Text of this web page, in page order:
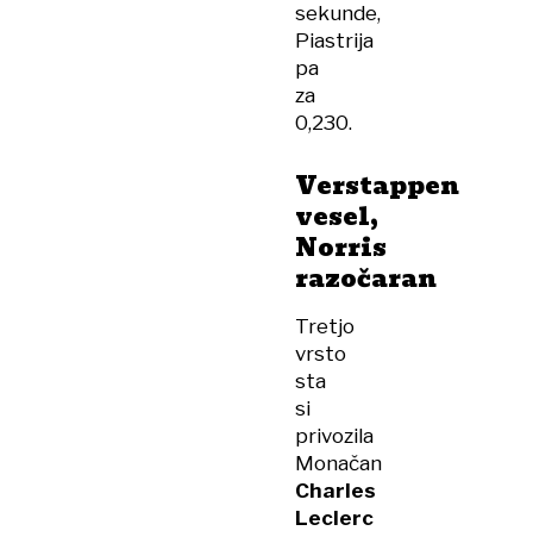
sekunde,
Piastrija
pa
za
0,230.
Verstappen
vesel,
Norris
razočaran
Tretjo
vrsto
sta
si
privozila
Monačan
Charles
Leclerc